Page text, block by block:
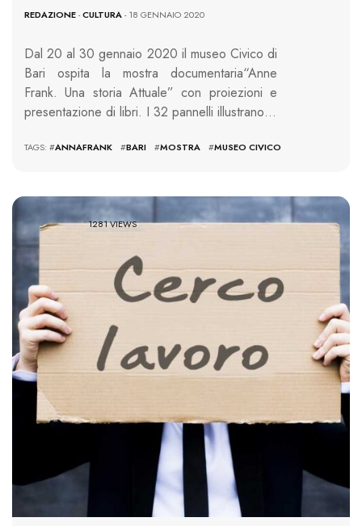
REDAZIONE-CULTURA- 18 GENNAIO 2020
Dal 20 al 30 gennaio 2020 il museo Civico di
Bari ospita la mostra documentaria“Anne
Frank. Una storia Attuale” con proiezioni e
presentazione di libri. I 32 pannelli illustrano…
TAGS: #ANNAFRANK #BARI #MOSTRA #MUSEO CIVICO
1281 VIEWS